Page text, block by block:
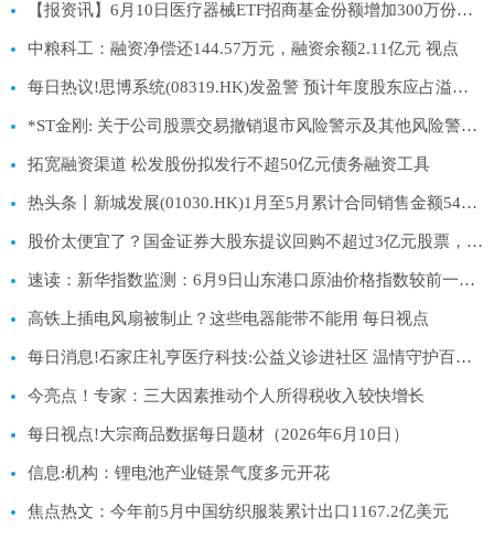
【报资讯】6月10日医疗器械ETF招商基金份额增加300万份，重仓股迈瑞医疗、联影医疗、英科医疗
中粮科工：融资净偿还144.57万元，融资余额2.11亿元 视点
每日热议!思博系统(08319.HK)发盈警 预计年度股东应占溢利跌幅约70%至75%
*ST金刚: 关于公司股票交易撤销退市风险警示及其他风险警示暨股票停复牌的公告 百事通
拓宽融资渠道 松发股份拟发行不超50亿元债务融资工具
热头条丨新城发展(01030.HK)1月至5月累计合同销售金额54亿元
股价太便宜了？国金证券大股东提议回购不超过3亿元股票，券商板块左侧配置窗口已至？ 热闻
速读：新华指数监测：6月9日山东港口原油价格指数较前一工作日下跌2.64%
高铁上插电风扇被制止？这些电器能带不能用 每日视点
每日消息!石家庄礼亨医疗科技:公益义诊进社区 温情守护百姓安康
今亮点！专家：三大因素推动个人所得税收入较快增长
每日视点!大宗商品数据每日题材（2026年6月10日）​
信息:机构：锂电池产业链景气度多元开花
焦点热文：今年前5月中国纺织服装累计出口1167.2亿美元